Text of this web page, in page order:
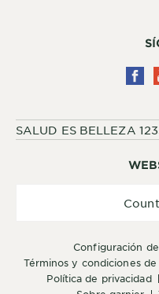
configuración
términos y condiciones
política de privacidad
SALUD ES BELLEZA